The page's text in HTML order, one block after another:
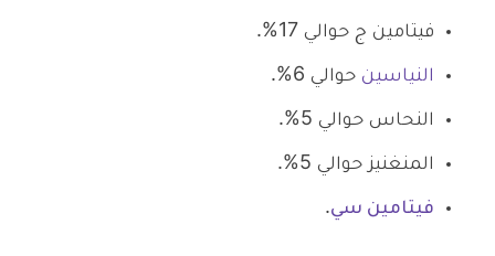
فيتامين ج حوالي 17%.
النياسين حوالي 6%.
النحاس حوالي 5%.
المنغنيز حوالي 5%.
فيتامين سي.